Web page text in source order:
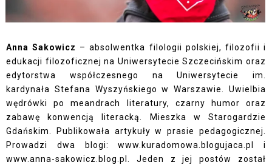
Anna Sakowicz – absolwentka filologii polskiej, filozofii i
edukacji filozoficznej na Uniwersytecie Szczecińskim oraz
edytorstwa współczesnego na Uniwersytecie im.
kardynała Stefana Wyszyńskiego w Warszawie. Uwielbia
wędrówki po meandrach literatury, czarny humor oraz
zabawę konwencją literacką. Mieszka w Starogardzie
Gdańskim. Publikowała artykuły w prasie pedagogicznej.
Prowadzi dwa blogi: www.kuradomowa.blogujaca.pl i
www.anna-sakowicz.blog.pl. Jeden z jej postów został